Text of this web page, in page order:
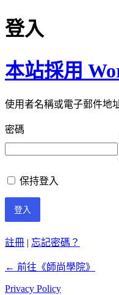
登入
本站採用
使用者名稱或電子郵件地
密碼
保持登入
註冊 | 忘記密碼？
← 前往《師尚學院》
Privacy Policy